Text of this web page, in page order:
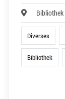
Bibliothek
Diverses
Bibliothek